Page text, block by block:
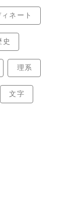
ネート
史
理系
文字